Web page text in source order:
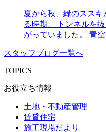
夏から秋、緑のスス
る時期。 トンネルを
がっていました。 青
スタッフブログ一覧へ
TOPICS
お役立ち情報
土地・不動産管理
賃貸住宅
施工現場だより